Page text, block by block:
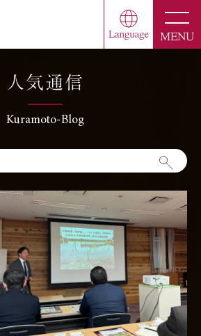
MENU
人気通信
Kuramoto-Blog